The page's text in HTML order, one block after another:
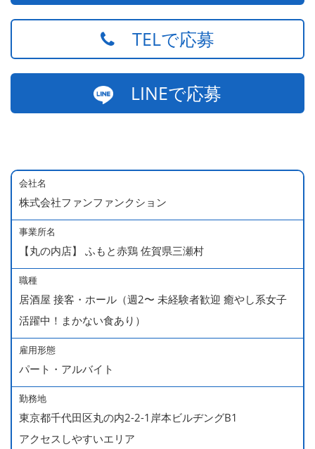
TELで応募
LINEで応募
会社名
株式会社ファンファンクション
事業所名
【丸の内店】 ふもと赤鶏 佐賀県三瀬村
職種
居酒屋 接客・ホール（週2〜 未経験者歓迎 癒やし系女子
活躍中！まかない食あり）
雇用形態
パート・アルバイト
勤務地
東京都千代田区丸の内2-2-1岸本ビルヂングB1
アクセスしやすいエリア